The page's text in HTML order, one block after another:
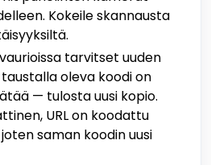
Kokeile skannausta
tarvitset uuden
oleva koodi on
— tulosta uusi kopio.
URL on koodattu
saman koodin uusi